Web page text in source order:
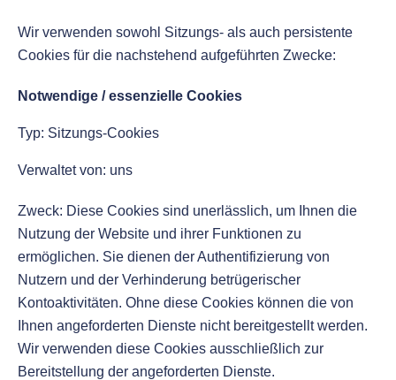
Wir verwenden sowohl Sitzungs- als auch persistente
Cookies für die nachstehend aufgeführten Zwecke:
Notwendige / essenzielle Cookies
Typ: Sitzungs-Cookies
Verwaltet von: uns
Zweck: Diese Cookies sind unerlässlich, um Ihnen die
Nutzung der Website und ihrer Funktionen zu
ermöglichen. Sie dienen der Authentifizierung von
Nutzern und der Verhinderung betrügerischer
Kontoaktivitäten. Ohne diese Cookies können die von
Ihnen angeforderten Dienste nicht bereitgestellt werden.
Wir verwenden diese Cookies ausschließlich zur
Bereitstellung der angeforderten Dienste.